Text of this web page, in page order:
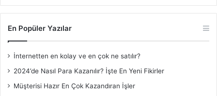
En Popüler Yazılar
İnternetten en kolay ve en çok ne satılır?
2024’de Nasıl Para Kazanılır? İşte En Yeni Fikirler
Müşterisi Hazır En Çok Kazandıran İşler